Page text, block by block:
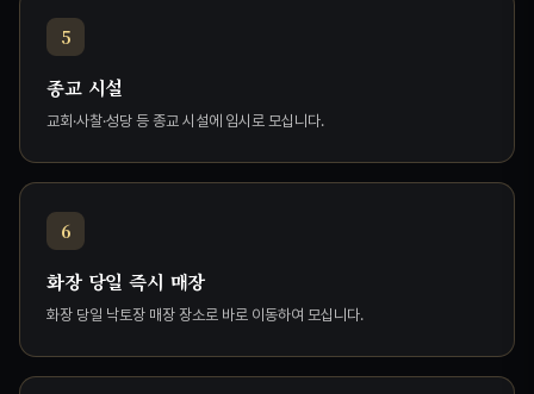
5
종교 시설
교회·사찰·성당 등 종교 시설에 임시로 모십니다.
6
화장 당일 즉시 매장
화장 당일 낙토장 매장 장소로 바로 이동하여 모십니다.